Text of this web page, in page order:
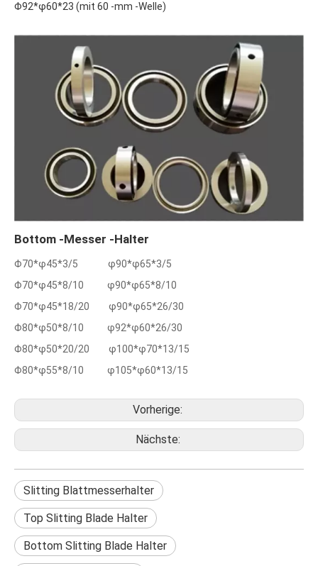
Φ92*φ60*23 (mit 60 -mm -Welle)
Bottom -Messer -Halter
Φ70*φ45*3/5 φ90*φ65*3/5
Φ70*φ45*8/10 φ90*φ65*8/10
Φ70*φ45*18/20 φ90*φ65*26/30
Φ80*φ50*8/10 φ92*φ60*26/30
Φ80*φ50*20/20 φ100*φ70*13/15
Φ80*φ55*8/10 φ105*φ60*13/15
Vorherige:
Nächste:
Slitting Blattmesserhalter
Top Slitting Blade Halter
Bottom Slitting Blade Halter